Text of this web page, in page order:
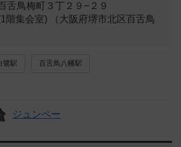
舌鳥梅町３丁２９−２９
階集会室) （大阪府堺市北区百舌鳥
鷺駅 百舌鳥八幡駅
ジュンペー